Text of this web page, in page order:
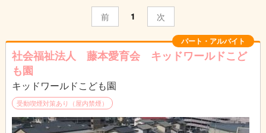
前 1 次
パート・アルバイト
社会福祉法人 藤本愛育会 キッドワールドこど
も園
キッドワールドこども園
受動喫煙対策あり（屋内禁煙）